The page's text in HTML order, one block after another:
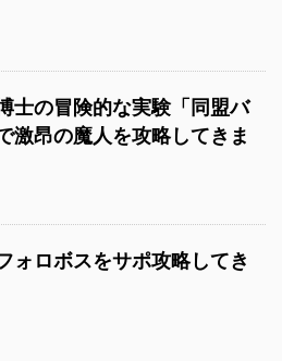
士の冒険的な実験「同盟バ
激昂の魔人を攻略してきま
ォロボスをサポ攻略してき